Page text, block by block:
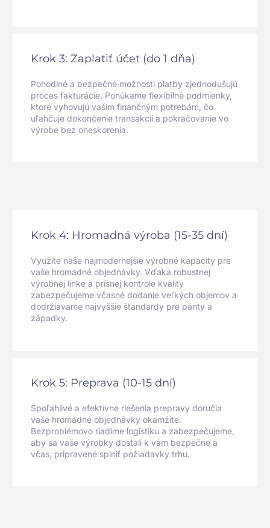
Krok 3: Zaplatiť účet (do 1 dňa)
Pohodlné a bezpečné možnosti platby zjednodušujú
proces fakturácie. Ponúkame flexibilné podmienky,
ktoré vyhovujú vašim finančným potrebám, čo
uľahčuje dokončenie transakcií a pokračovanie vo
výrobe bez oneskorenia.
Krok 4: Hromadná výroba (15-35 dní)
Využite naše najmodernejšie výrobné kapacity pre
vaše hromadné objednávky. Vďaka robustnej
výrobnej linke a prísnej kontrole kvality
zabezpečujeme včasné dodanie veľkých objemov a
dodržiavame najvyššie štandardy pre pánty a
západky.
Krok 5: Preprava (10-15 dní)
Spoľahlivé a efektívne riešenia prepravy doručia
vaše hromadné objednávky okamžite.
Bezproblémovo riadime logistiku a zabezpečujeme,
aby sa vaše výrobky dostali k vám bezpečne a
včas, pripravené splniť požiadavky trhu.